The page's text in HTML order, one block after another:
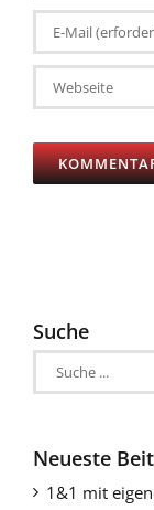
Suche
Suche
nach:
Neueste
1&1 mit